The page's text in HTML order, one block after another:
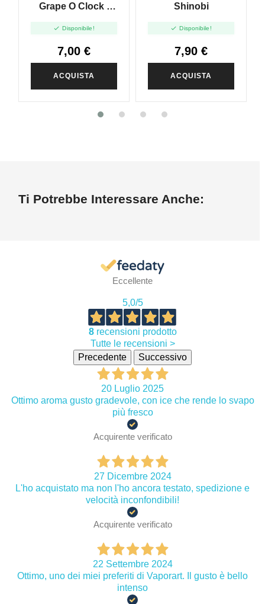
Grape O Clock -
 Disponibile!
7,00 €
ACQUISTA
Shinobi
 Disponibile!
7,90 €
ACQUISTA
Ti Potrebbe Interessare Anche:
Eccellente
5,0/5
8recensioni prodotto
Tutte le recensioni >
Precedente
Successivo
20 Luglio 2025
Ottimo aroma gusto gradevole, con ice che rende lo svapo
più fresco
Acquirente verificato
27 Dicembre 2024
L'ho acquistato ma non l'ho ancora testato, spedizione e
velocità inconfondibili!
Acquirente verificato
22 Settembre 2024
Ottimo, uno dei miei preferiti di Vaporart. Il gusto è bello
intenso